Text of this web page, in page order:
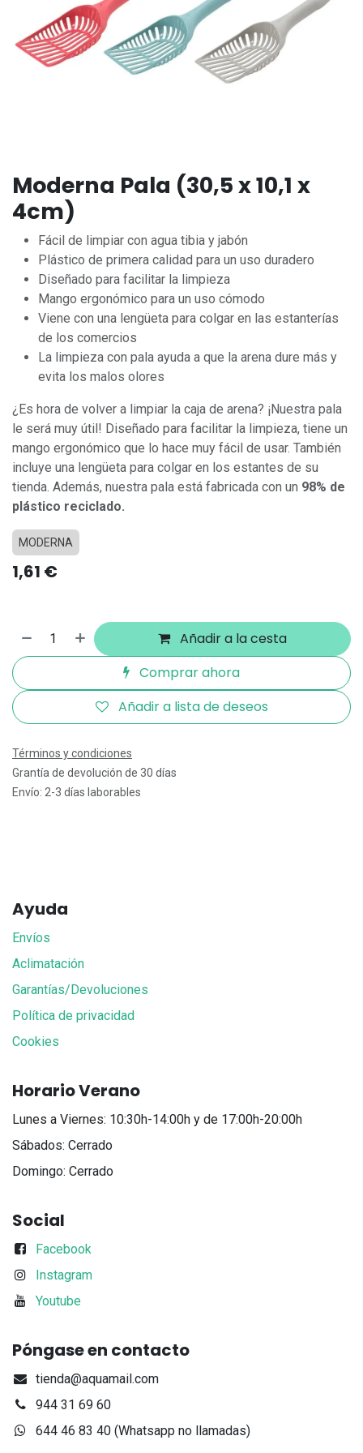
Moderna Pala (30,5 x 10,1 x
4cm)
Fácil de limpiar con agua tibia y jabón
Plástico de primera calidad para un uso duradero
Diseñado para facilitar la limpieza
Mango ergonómico para un uso cómodo
Viene con una lengüeta para colgar en las estanterías
de los comercios
La limpieza con pala ayuda a que la arena dure más y
evita los malos olores
¿Es hora de volver a limpiar la caja de arena? ¡Nuestra pala
le será muy útil! Diseñado para facilitar la limpieza, tiene un
mango ergonómico que lo hace muy fácil de usar. También
incluye una lengüeta para colgar en los estantes de su
tienda. Además, nuestra pala está fabricada con un 98% de
plástico reciclado.
MODERNA
1,61 €
Añadir a la cesta
Comprar ahora
Añadir a lista de deseos
Términos y condiciones
Grantía de devolución de 30 días
Envío: 2-3 días laborables
Ayuda
Envíos
Aclimatación
Garantías/Devoluciones
Política de privacidad
Cookies
Horario Verano
Lunes a Viernes: 10:30h-14:00h y de 17:00h-20:00h
Sábados: Cerrado
Domingo: Cerrado
Social
Facebook
Instagram
Youtube
Póngase en contacto
tienda@aquamail.com
944 31 69 60
644 46 83 40 (Whatsapp no llamadas)